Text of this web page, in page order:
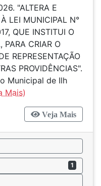
"ALTERA E
LEI MUNICIPAL N°
QUE INSTITUI O
PARA CRIAR O
REPRESENTAÇÃO
PROVIDÊNCIAS".
Municipal de Ilh
Veja Mais
1